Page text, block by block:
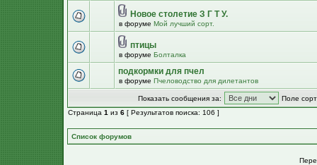
Новое столетие З Г Т У.
в форуме Мой лучший сорт.
птицы
в форуме Болталка
подкормки для пчел
в форуме Пчеловодство для дилетантов
Показать сообщения за:
Поле
Страница 1 из 6 [ Результатов поиска: 106 ]
Список форумов